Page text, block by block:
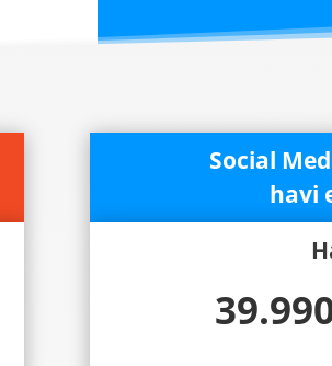
Social
havi